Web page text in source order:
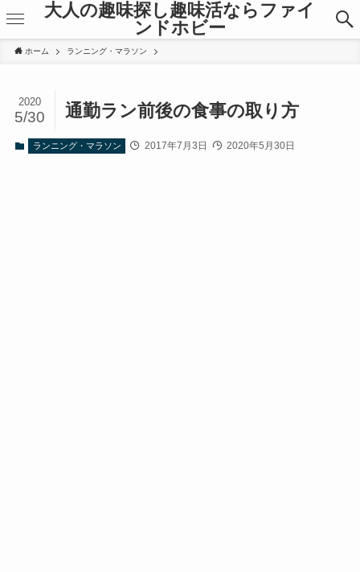
大人の趣味探し趣味活ならファイ
ンドホビー
ホーム ランニング・マラソン
通勤ラン前後の食事の取り方
2020
5/30
ランニング・マラソン 2017年7月3日 2020年5月30日